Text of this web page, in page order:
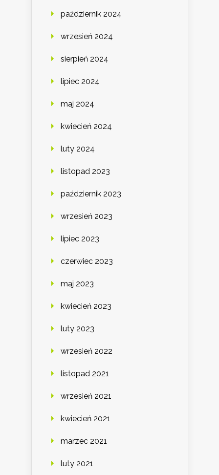
październik 2024
wrzesień 2024
sierpień 2024
lipiec 2024
maj 2024
kwiecień 2024
luty 2024
listopad 2023
październik 2023
wrzesień 2023
lipiec 2023
czerwiec 2023
maj 2023
kwiecień 2023
luty 2023
wrzesień 2022
listopad 2021
wrzesień 2021
kwiecień 2021
marzec 2021
luty 2021